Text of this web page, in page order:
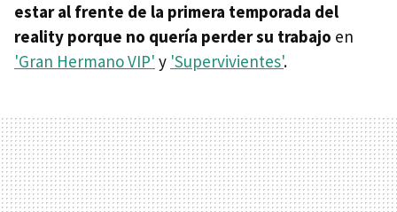
estar al frente de la primera temporada del
reality porque no quería perder su trabajo en
'Gran Hermano VIP' y 'Supervivientes'.